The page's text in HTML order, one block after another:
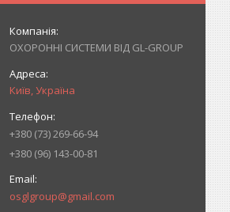
ОХОРОННІ СИСТЕМИ ВІД GL-GROUP
Київ, Україна
+380 (73) 269-66-94
+380 (96) 143-00-81
osglgroup@gmail.com